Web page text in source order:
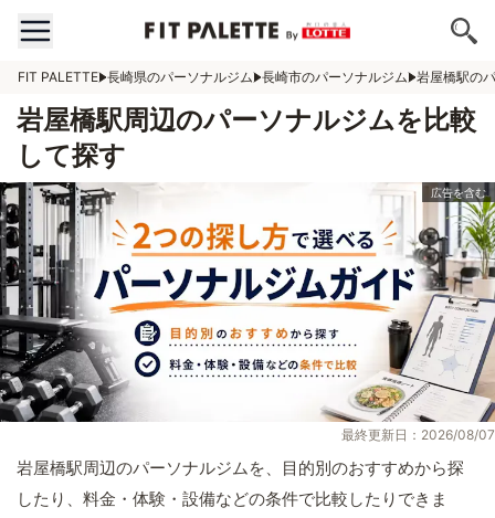
FIT PALETTE 長崎県のパーソナルジム 長崎市のパーソナルジム 岩屋橋駅の
岩屋橋駅周辺のパーソナルジムを比較
して探す
最終更新日：2026/08/07
岩屋橋駅周辺のパーソナルジムを、目的別のおすすめから探
したり、料金・体験・設備などの条件で比較したりできま